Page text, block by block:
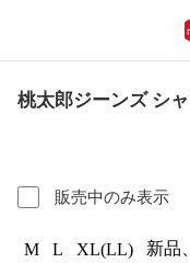
桃太郎ジーンズ シ
販売中のみ表示
M L XL(LL) 新品